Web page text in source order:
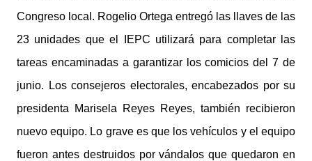
Congreso local. Rogelio Ortega entregó las llaves de las
23 unidades que el IEPC utilizará para completar las
tareas encaminadas a garantizar los comicios del 7 de
junio. Los consejeros electorales, encabezados por su
presidenta Marisela Reyes Reyes, también recibieron
nuevo equipo. Lo grave es que los vehículos y el equipo
fueron antes destruidos por vándalos que quedaron en